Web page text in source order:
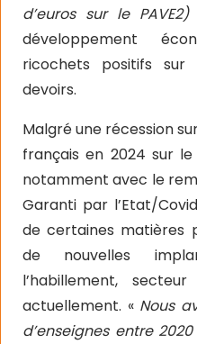
d’euros sur le PAVE2)
développement
ricochets positifs
devoirs.
Malgré une récession
français en 2024 sur
notamment avec le
Garanti par l’Etat/
de certaines matières
de nouvelles
l’habillement,
actuellement. « Nous
d’enseignes entre